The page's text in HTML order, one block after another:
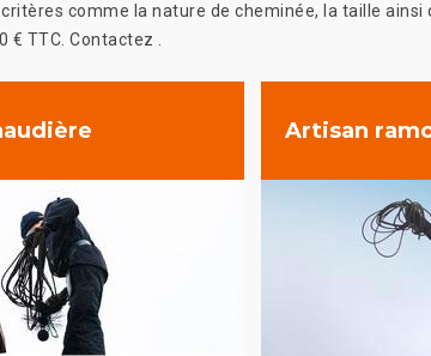
comme la nature de cheminée, la taille ainsi
€ TTC. Contactez .
Artisan